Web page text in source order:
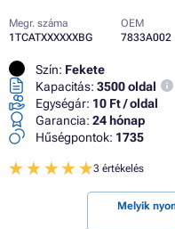
Megr. száma
1TCATXXXXXXBG
OEM
7833A002
Szín: Fekete
Kapacitás: 3500 oldal
Egységár: 10 Ft / oldal
Garancia: 24 hónap
Hűségpontok: 1735
3 értékelés
Melyik